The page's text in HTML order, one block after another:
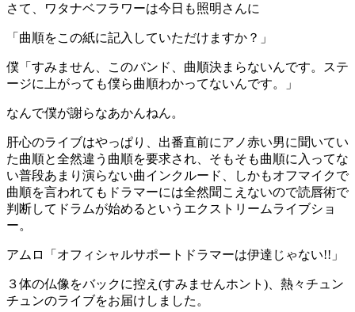
さて、ワタナベフラワーは今日も照明さんに
「曲順をこの紙に記入していただけますか？」
僕「すみません、このバンド、曲順決まらないんです。ステ
ージに上がっても僕ら曲順わかってないんです。」
なんで僕が謝らなあかんねん。
肝心のライブはやっぱり、出番直前にアノ赤い男に聞いてい
た曲順と全然違う曲順を要求され、そもそも曲順に入ってな
い普段あまり演らない曲インクルード、しかもオフマイクで
曲順を言われてもドラマーには全然聞こえないので読唇術で
判断してドラムが始めるというエクストリームライブショ
ー。
アムロ「オフィシャルサポートドラマーは伊達じゃない!!」
３体の仏像をバックに控え(すみませんホント)、熱々チュン
チュンのライブをお届けしました。